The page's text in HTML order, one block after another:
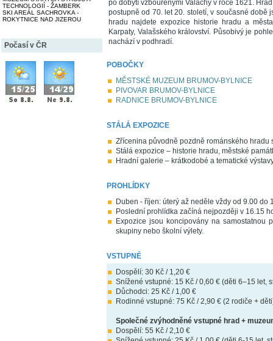
TECHNOLOGIÍ - ŽAMBERK
SKI AREÁL SACHROVKA -
ROKYTNICE NAD JIZEROU
Počasí v ČR
po dobytí vzbouřenými Valachy v roce 1621.
postupně od 70. let 20. století, v současné době
hradu najdete expozice historie hradu a
Karpaty, Valašského království. Působivý je
nachází v podhradí.
POBOČKY
MĚSTSKÉ MUZEUM BRUMOV-BYLNICE
PIVOVAR BRUMOV-BYLNICE
RADNICE BRUMOV-BYLNICE
STÁLÁ EXPOZICE
Zřícenina původně pozdně románského
Stálá expozice – historie hradu, městské
Hradní galerie – krátkodobé a tematické
PROHLÍDKY
Duben - říjen: úterý až neděle vždy od 9.00 do
Poslední prohlídka začíná nejpozději v 16.15
Expozice jsou koncipovány na
skupiny nebo školní výlety.
VSTUPNÉ
Dospělí: 30 Kč / 1,20 €
Snížené vstupné: 15 Kč / 0,60 € (děti 6–15 let,
Důchodci: 25 Kč / 1,00 €
Rodinné vstupné: 75 Kč / 2,90 € (2 rodiče +
Společné zvýhodněné vstupné hrad +
Dospělí: 55 Kč / 2,10 €